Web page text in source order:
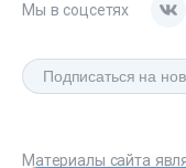
Мы в соцсетях
Материалы сайта